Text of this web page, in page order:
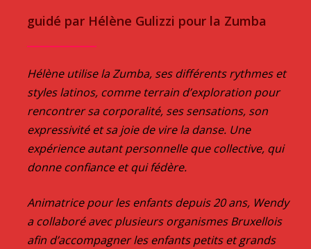
guidé par Hélène Gulizzi pour la Zumba
Hélène utilise la Zumba, ses différents rythmes et
styles latinos, comme terrain d’exploration pour
rencontrer sa corporalité, ses sensations, son
expressivité et sa joie de vire la danse. Une
expérience autant personnelle que collective, qui
donne confiance et qui fédère.
Animatrice pour les enfants depuis 20 ans, Wendy
a collaboré avec plusieurs organismes Bruxellois
afin d’accompagner les enfants petits et grands